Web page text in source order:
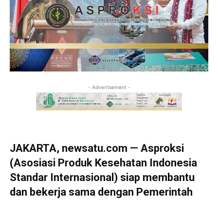
- Advertisement -
JAKARTA, newsatu.com — Asproksi
(Asosiasi Produk Kesehatan Indonesia
Standar Internasional) siap membantu
dan bekerja sama dengan Pemerintah